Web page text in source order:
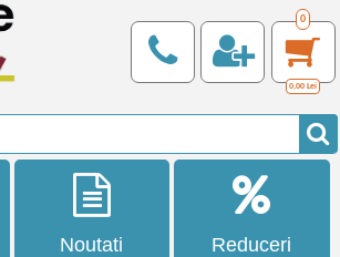
0
0,00 Lei
Noutati Reduceri